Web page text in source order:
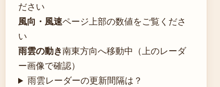
ださい
風向・風速ページ上部の数値をご覧くださ
い
雨雲の動き南東方向へ移動中（上のレーダ
ー画像で確認）
雨雲レーダーの更新間隔は？